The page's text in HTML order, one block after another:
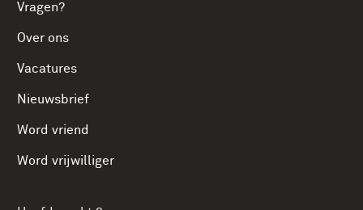
Vragen?
Over ons
Vacatures
Nieuwsbrief
Word vriend
Word vrijwilliger